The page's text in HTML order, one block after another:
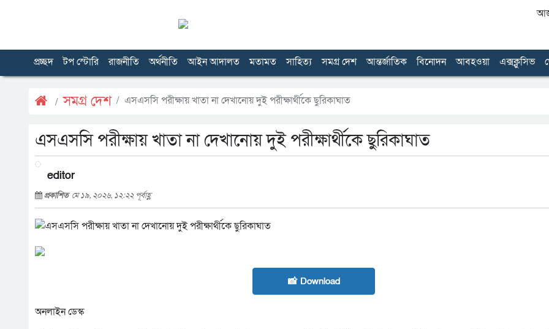
আজ
প্রচ্ছদ টপ স্টোরি রাজনীতি অর্থনীতি আইন আদালত মতামত সাহিত্য সমগ্র দেশ আন্তর্জাতিক বিনোদন আবহওয়া এক্সক্লুসিভ
সমগ্র দেশ এসএসসি পরীক্ষায় খাতা না দেখানোয় দুই পরীক্ষার্থীকে ছুরিকাঘাত
এসএসসি পরীক্ষায় খাতা না দেখানোয় দুই পরীক্ষার্থীকে ছুরিকাঘাত
editor
প্রকাশিত মে ১৯, ২০২৬, ১২:২২ পূর্বাহ্ণ
📸 Download
অনলাইন ডেস্ক